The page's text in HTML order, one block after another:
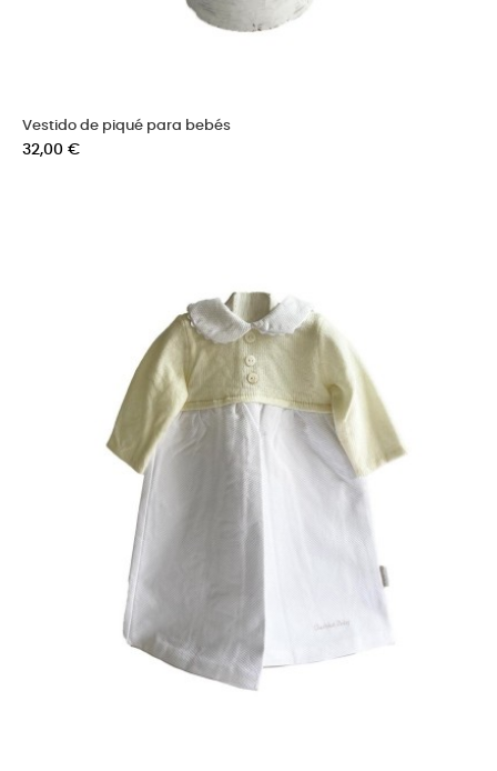
Vestido de piqué para bebés
Precio
32,00 €